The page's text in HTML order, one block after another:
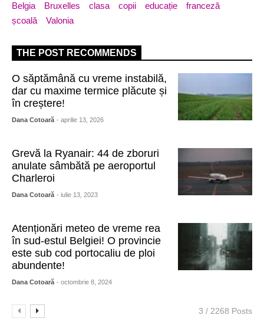
Belgia Bruxelles clasa copii educație
franceză
școală
Valonia
THE POST RECOMMENDS
O săptămână cu vreme instabilă,
dar cu maxime termice plăcute și
în creștere!
Dana Cotoară - aprilie 13, 2026
Grevă la Ryanair: 44 de zboruri
anulate sâmbătă pe aeroportul
Charleroi
Dana Cotoară - iulie 13, 2023
Atenționări meteo de vreme rea
în sud-estul Belgiei! O provincie
este sub cod portocaliu de ploi
abundente!
Dana Cotoară - octombrie 8, 2024
3 / 2268 Posts